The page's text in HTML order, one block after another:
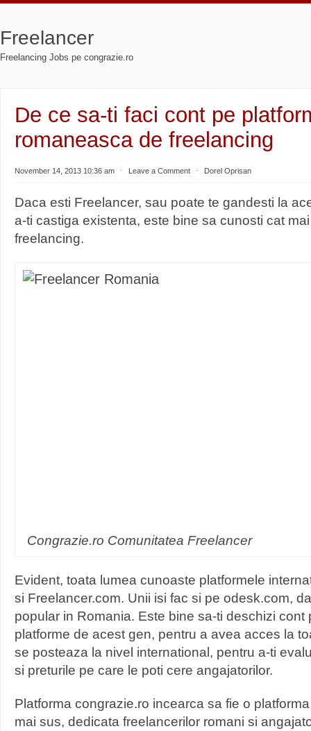
Freelancer
Freelancing Jobs pe congrazie.ro
De ce sa-ti faci cont pe
romaneasca de freelancing
November 14, 2013 10:36 am ⋅ Leave a Comment ⋅ Dorel Oprisan
Daca esti Freelancer, sau poate te gandesti la
a-ti castiga existenta, este bine sa cunosti cat
freelancing.
Congrazie.ro Comunitatea Freelancer
Evident, toata lumea cunoaste platformele
si Freelancer.com. Unii isi fac si pe odesk.com,
popular in Romania. Este bine sa-ti deschizi cont
platforme de acest gen, pentru a avea acces la
se posteaza la nivel international, pentru a-ti
si preturile pe care le poti cere angajatorilor.
Platforma congrazie.ro incearca sa fie o
mai sus, dedicata freelancerilor romani si